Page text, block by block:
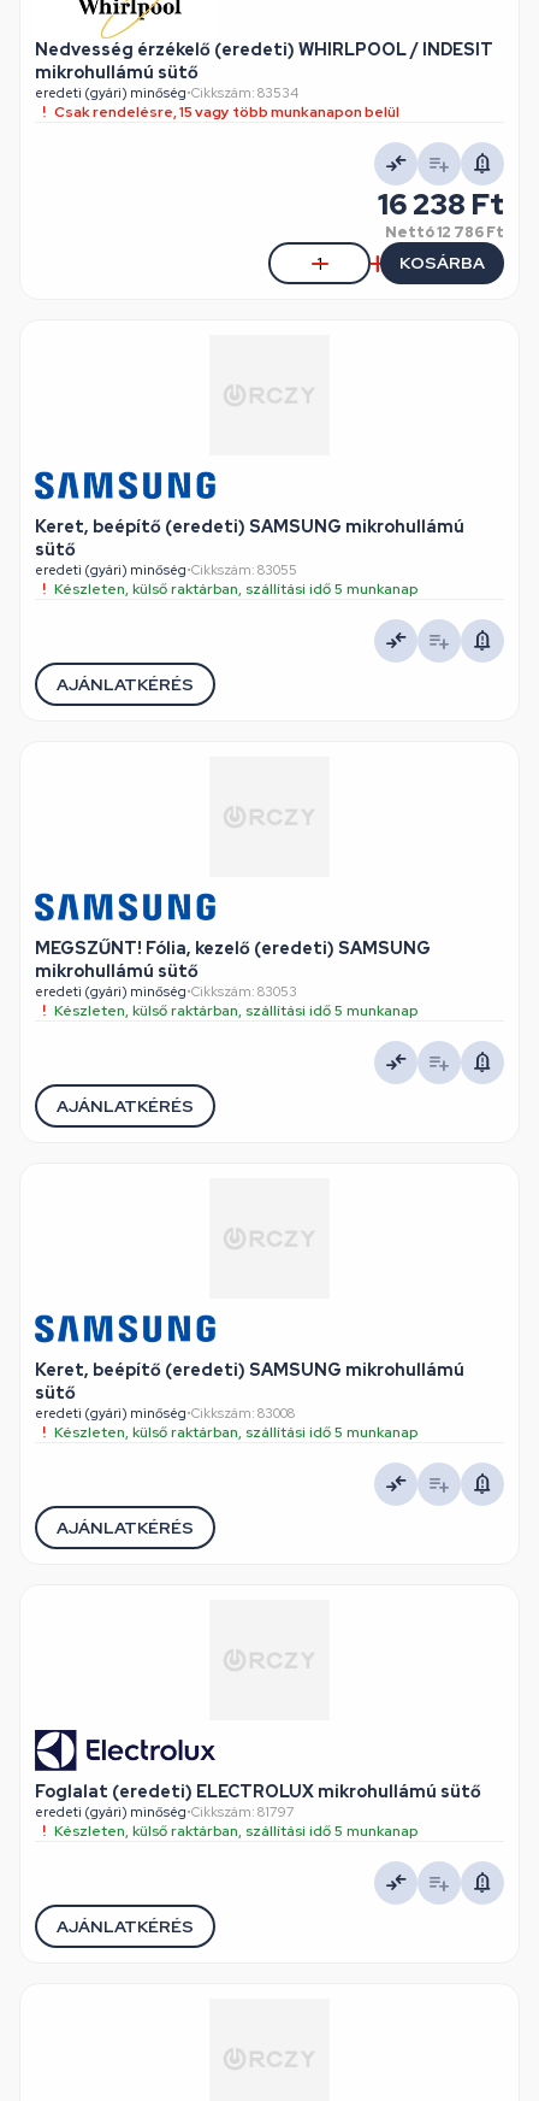
Nedvesség érzékelő (eredeti) WHIRLPOOL / INDESIT
mikrohullámú sütő
eredeti (gyári) minőség•Cikkszám: 83534
Csak rendelésre, 15 vagy több munkanapon belül
16 238 Ft
Nettó12 786 Ft
KOSÁRBA
Keret, beépítő (eredeti) SAMSUNG mikrohullámú
sütő
eredeti (gyári) minőség•Cikkszám: 83055
Készleten, külső raktárban, szállítási idő 5 munkanap
AJÁNLATKÉRÉS
MEGSZŰNT! Fólia, kezelő (eredeti) SAMSUNG
mikrohullámú sütő
eredeti (gyári) minőség•Cikkszám: 83053
Készleten, külső raktárban, szállítási idő 5 munkanap
AJÁNLATKÉRÉS
Keret, beépítő (eredeti) SAMSUNG mikrohullámú
sütő
eredeti (gyári) minőség•Cikkszám: 83008
Készleten, külső raktárban, szállítási idő 5 munkanap
AJÁNLATKÉRÉS
Foglalat (eredeti) ELECTROLUX mikrohullámú sütő
eredeti (gyári) minőség•Cikkszám: 81797
Készleten, külső raktárban, szállítási idő 5 munkanap
AJÁNLATKÉRÉS